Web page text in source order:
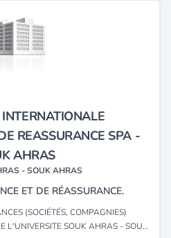
REASSURANCE SPA -
AHRAS
- SOUK AHRAS
ET DE RÉASSURANCE.
(SOCIÉTÉS, COMPAGNIES)
SOUK AHRAS - SOUK AHRAS